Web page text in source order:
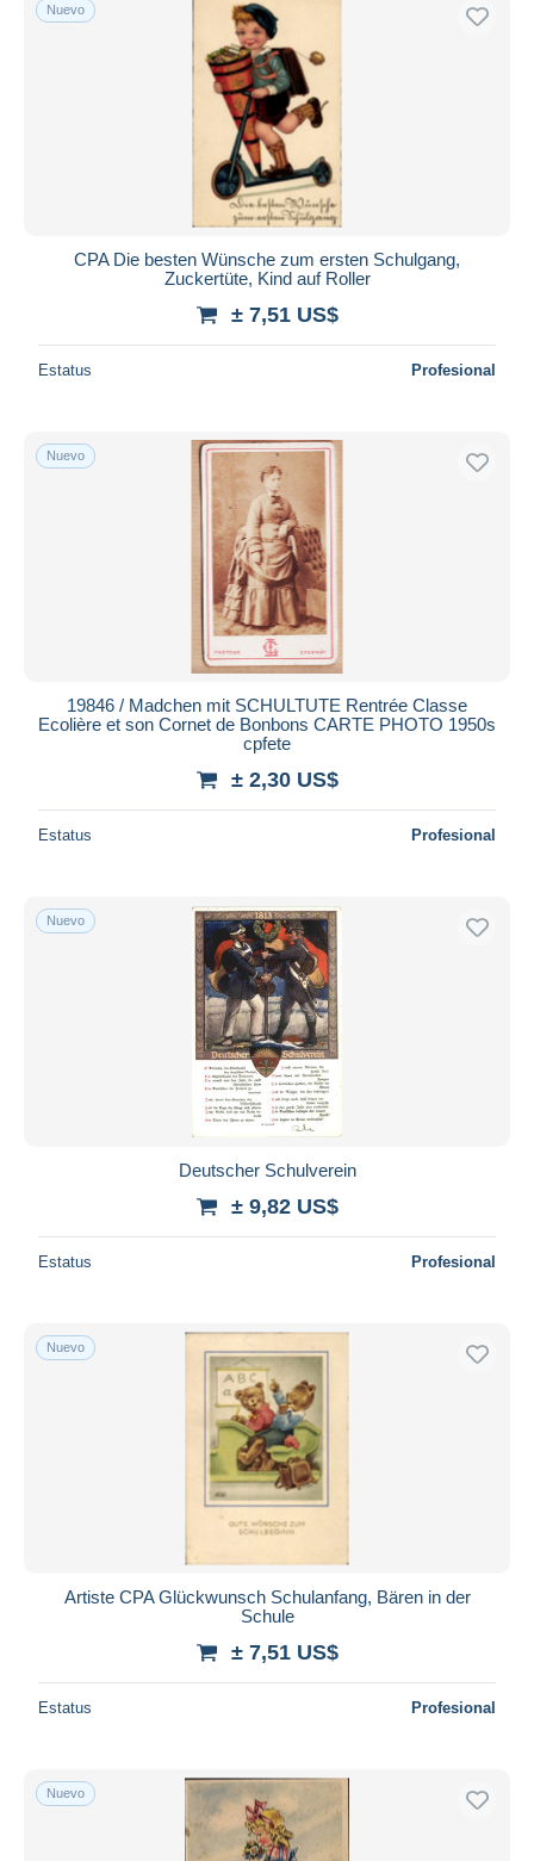
Nuevo
CPA Die besten Wünsche zum ersten Schulgang,
Zuckertüte, Kind auf Roller
± 7,51 US$
Estatus Profesional
Nuevo
19846 / Madchen mit SCHULTUTE Rentrée Classe
Ecolière et son Cornet de Bonbons CARTE PHOTO 1950s
cpfete
± 2,30 US$
Estatus Profesional
Nuevo
Deutscher Schulverein
± 9,82 US$
Estatus Profesional
Nuevo
Artiste CPA Glückwunsch Schulanfang, Bären in der
Schule
± 7,51 US$
Estatus Profesional
Nuevo